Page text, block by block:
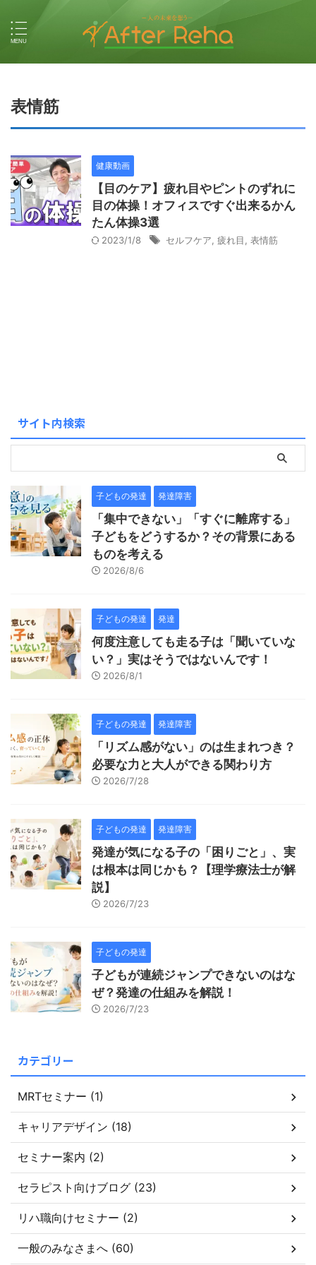
表情筋
健康動画
【目のケア】疲れ目やピントのずれに
目の体操！オフィスですぐ出来るかん
たん体操3選
2023/1/8 セルフケア 疲れ目 表情筋
サイト内検索
子どもの発達 発達障害
「集中できない」「すぐに離席する」
子どもをどうするか？その背景にある
ものを考える
2026/8/6
子どもの発達 発達
何度注意しても走る子は「聞いていな
い？」実はそうではないんです！
2026/8/1
子どもの発達 発達障害
「リズム感がない」のは生まれつき？
必要な力と大人ができる関わり方
2026/7/28
子どもの発達 発達障害
発達が気になる子の「困りごと」、実
は根本は同じかも？【理学療法士が解
説】
2026/7/23
子どもの発達
子どもが連続ジャンプできないのはな
ぜ？発達の仕組みを解説！
2026/7/23
カテゴリー
MRTセミナー (1)
キャリアデザイン (18)
セミナー案内 (2)
セラピスト向けブログ (23)
リハ職向けセミナー (2)
一般のみなさまへ (60)